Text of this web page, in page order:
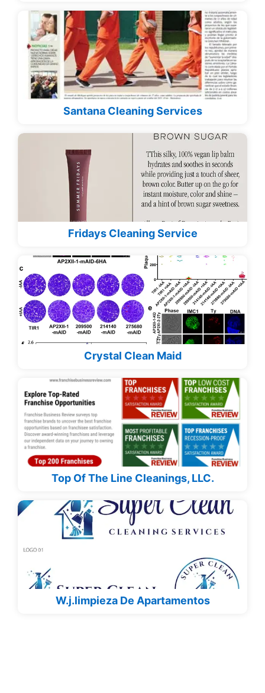
Santana Cleaning Services
Fridays Cleaning Service
Crystal Clean Maid
Top Of The Line Cleanings, LLC.
W.j.limpieza De Apartamentos